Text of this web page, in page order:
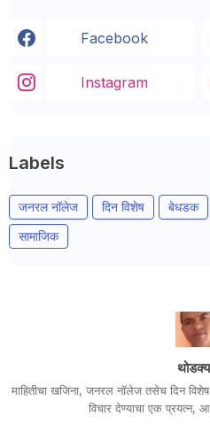
Facebook
Instagram
Labels
जनरल नॉलेज दिन विशेष बेधडक
सामाजिक
माहितीचा खजिना, जनरल नॉलेज तसेच दिन विशेष
विचार देण्याचा एक प्रयत्न,